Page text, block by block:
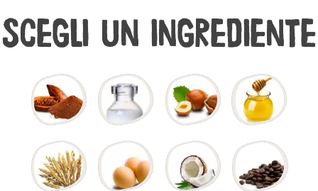
Scegli un ingrediente